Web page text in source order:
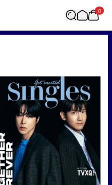
0